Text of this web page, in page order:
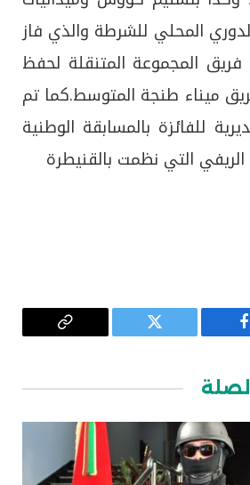
المحلي للشرطة والذي فاز
فريق المجموعة المتنقلة لحفظ
فريق ميناء طنجة المتوسط.كما تم
للفائزة بالمسابقة الوطنية
التي نظمت بالقنيطرة
فيسبوك تويتر
Copy